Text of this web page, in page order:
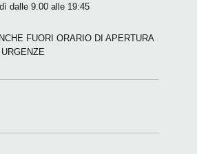
dalle 9.00 alle 19:45
FUORI ORARIO DI APERTURA